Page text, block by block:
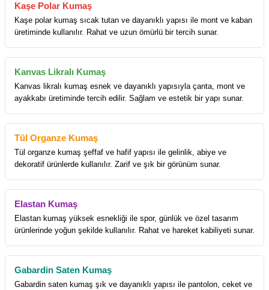
Kaşe Polar Kumaş
Kaşe polar kumaş sıcak tutan ve dayanıklı yapısı ile mont ve kaban
üretiminde kullanılır. Rahat ve uzun ömürlü bir tercih sunar.
Kanvas Likralı Kumaş
Kanvas likralı kumaş esnek ve dayanıklı yapısıyla çanta, mont ve
ayakkabı üretiminde tercih edilir. Sağlam ve estetik bir yapı sunar.
Tül Organze Kumaş
Tül organze kumaş şeffaf ve hafif yapısı ile gelinlik, abiye ve
dekoratif ürünlerde kullanılır. Zarif ve şık bir görünüm sunar.
Elastan Kumaş
Elastan kumaş yüksek esnekliği ile spor, günlük ve özel tasarım
ürünlerinde yoğun şekilde kullanılır. Rahat ve hareket kabiliyeti sunar.
Gabardin Saten Kumaş
Gabardin saten kumaş şık ve dayanıklı yapısı ile pantolon, ceket ve